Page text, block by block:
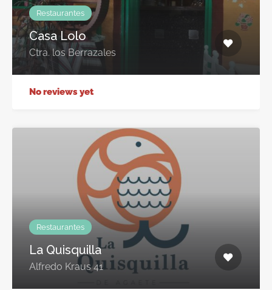
Restaurantes
Casa Lolo
Ctra. los Berrazales
No reviews yet
Restaurantes
La Quisquilla
Alfredo Kraus 41